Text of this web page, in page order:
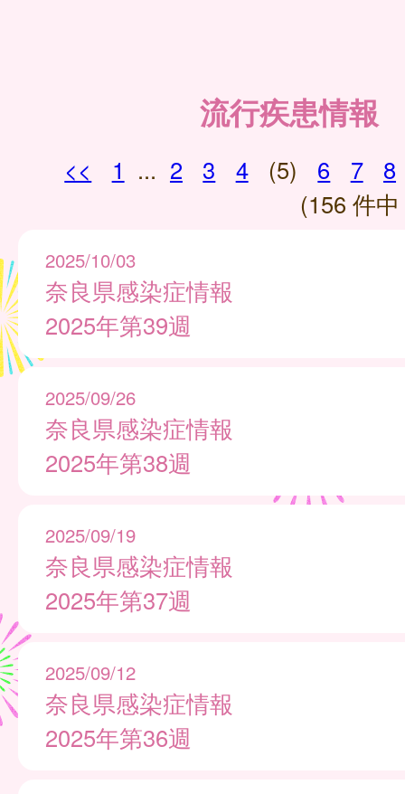
流行疾患情報
<< 1 ... 2 3 4 (5) 6 7
8
(156 件
2025/10/03
奈良県感染症情報
2025年第39週
2025/09/26
奈良県感染症情報
2025年第38週
2025/09/19
奈良県感染症情報
2025年第37週
2025/09/12
奈良県感染症情報
2025年第36週